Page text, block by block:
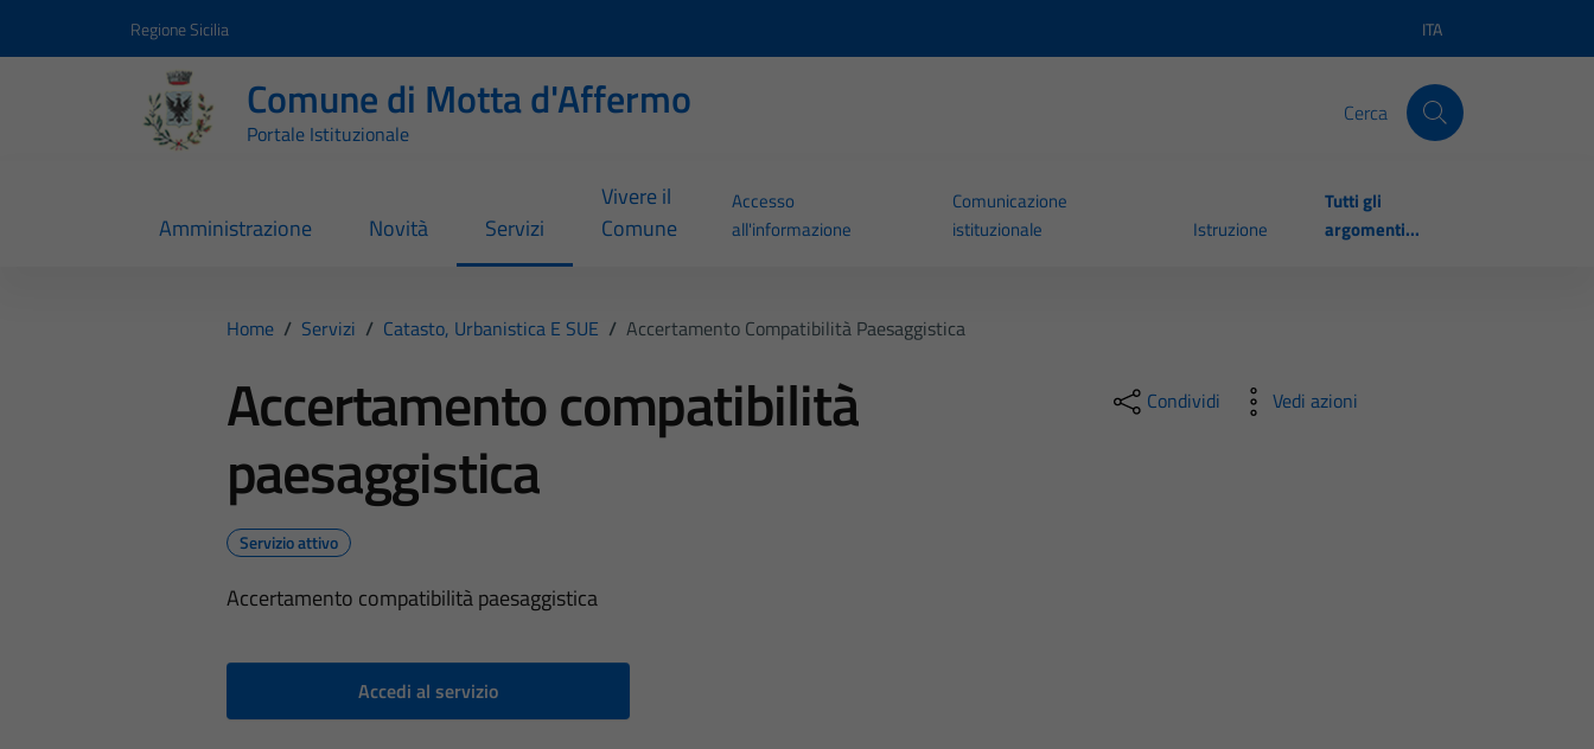
Regione Sicilia Lingua attiva:
ITA
Comune di Motta d'Affermo
Portale Istituzionale
Cerca
Amministrazione Novità Servizi
Vivere il
Comune
Accesso
all'informazione
Comunicazione
istituzionale
Istruzione
Tutti gli
argomenti...
Home / Servizi / Catasto, Urbanistica E SUE / Accertamento Compatibilità Paesaggistica
Accertamento compatibilità
paesaggistica
Servizio attivo
Accertamento compatibilità paesaggistica
Accedi al servizio
Condividi Vedi azioni